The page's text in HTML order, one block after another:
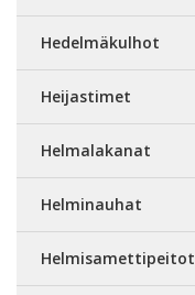
Hedelmäkulhot
Heijastimet
Helmalakanat
Helminauhat
Helmisamettipeitot